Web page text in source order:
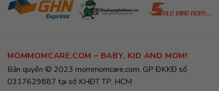
MOMMOMCARE.COM – BABY, KID AND MOM!
Bản quyền © 2023 mommomcare.com, GP ĐKKĐ số
0317629887 tại sở KHĐT TP. HCM